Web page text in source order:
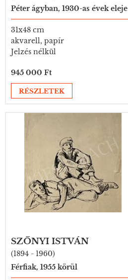
Péter ágyban, 1930-as évek eleje
31x48 cm
akvarell, papír
Jelzés nélkül
945 000 Ft
RÉSZLETEK
SZŐNYI ISTVÁN
(1894 - 1960)
Férfiak, 1955 körül